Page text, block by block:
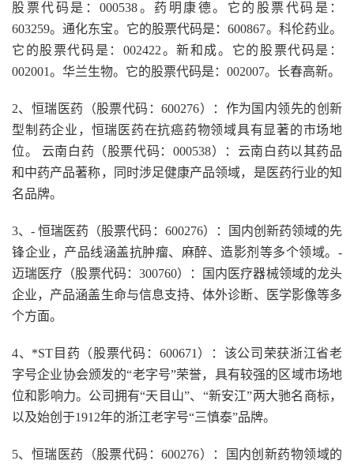
股票代码是：000538。药明康德。它的股票代码是：
603259。通化东宝。它的股票代码是：600867。科伦药业。
它的股票代码是：002422。新和成。它的股票代码是：
002001。华兰生物。它的股票代码是：002007。长春高新。
2、恒瑞医药（股票代码：600276）：作为国内领先的创新
型制药企业，恒瑞医药在抗癌药物领域具有显著的市场地
位。 云南白药（股票代码：000538）：云南白药以其药品
和中药产品著称，同时涉足健康产品领域，是医药行业的知
名品牌。
3、- 恒瑞医药（股票代码：600276）：国内创新药领域的先
锋企业，产品线涵盖抗肿瘤、麻醉、造影剂等多个领域。-
迈瑞医疗（股票代码：300760）：国内医疗器械领域的龙头
企业，产品涵盖生命与信息支持、体外诊断、医学影像等多
个方面。
4、*ST目药（股票代码：600671）：该公司荣获浙江省老
字号企业协会颁发的“老字号”荣誉，具有较强的区域市场地
位和影响力。公司拥有“天目山”、“新安江”两大驰名商标，
以及始创于1912年的浙江老字号“三慎泰”品牌。
5、恒瑞医药（股票代码：600276）：国内创新药物领域的